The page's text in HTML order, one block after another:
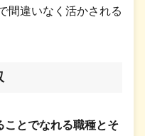
間違いなく活かされる
ことでなれる職種とそ